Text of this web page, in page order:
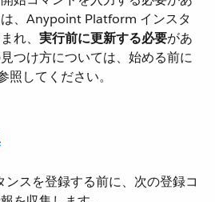
、Anypoint Platform インスタ
れ、​ 実行前に更新する必要​があ
つけ方については、始める前に​
照してください。
スを登録する前に、次の登録コ